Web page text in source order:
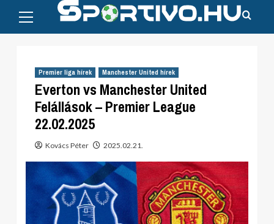
content
Menu
Premier liga hírek Manchester United hírek
Everton vs Manchester United
Felállások – Premier League
22.02.2025
Kovács Péter 2025.02.21.